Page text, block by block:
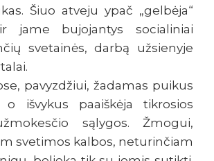
Šiuo atveju ypač „gelbėja“
jame bujojantys socialiniai
svetainės, darbą užsienyje
pavyzdžiui, žadamas puikus
o išvykus paaiškėja tikrosios
sąlygos. Žmogui,
svetimos kalbos, neturinčiam